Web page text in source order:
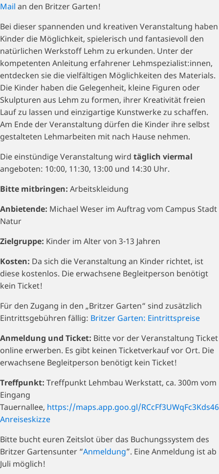
Mail an den Britzer Garten!
Bei dieser spannenden und kreativen Veranstaltung haben
Kinder die Möglichkeit, spielerisch und fantasievoll den
natürlichen Werkstoff Lehm zu erkunden. Unter der
kompetenten Anleitung erfahrener Lehmspezialist:innen,
entdecken sie die vielfältigen Möglichkeiten des Materials.
Die Kinder haben die Gelegenheit, kleine Figuren oder
Skulpturen aus Lehm zu formen, ihrer Kreativität freien
Lauf zu lassen und einzigartige Kunstwerke zu schaffen.
Am Ende der Veranstaltung dürfen die Kinder ihre selbst
gestalteten Lehmarbeiten mit nach Hause nehmen.
Die einstündige Veranstaltung wird täglich viermal
angeboten: 10:00, 11:30, 13:00 und 14:30 Uhr.
Bitte mitbringen: Arbeitskleidung
Anbietende: Michael Weser im Auftrag vom Campus Stadt
Natur
Zielgruppe: Kinder im Alter von 3-13 Jahren
Kosten: Da sich die Veranstaltung an Kinder richtet, ist
diese kostenlos. Die erwachsene Begleitperson benötigt
kein Ticket!
Für den Zugang in den „Britzer Garten“ sind zusätzlich
Eintrittsgebühren fällig: Britzer Garten: Eintrittspreise
Anmeldung und Ticket: Bitte vor der Veranstaltung Ticket
online erwerben. Es gibt keinen Ticketverkauf vor Ort. Die
erwachsene Begleitperson benötigt kein Ticket!
Treffpunkt: Treffpunkt Lehmbau Werkstatt, ca. 300m vom
Eingang
Tauernallee, https://maps.app.goo.gl/RCcFf3UWqFc3Kds46
Anreiseskizze
Bitte bucht euren Zeitslot über das Buchungssystem des
Britzer Gartensunter “Anmeldung”. Eine Anmeldung ist ab
Juli möglich!